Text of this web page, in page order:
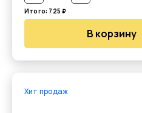
Итого: 725 ₽
В корзину
Хит продаж